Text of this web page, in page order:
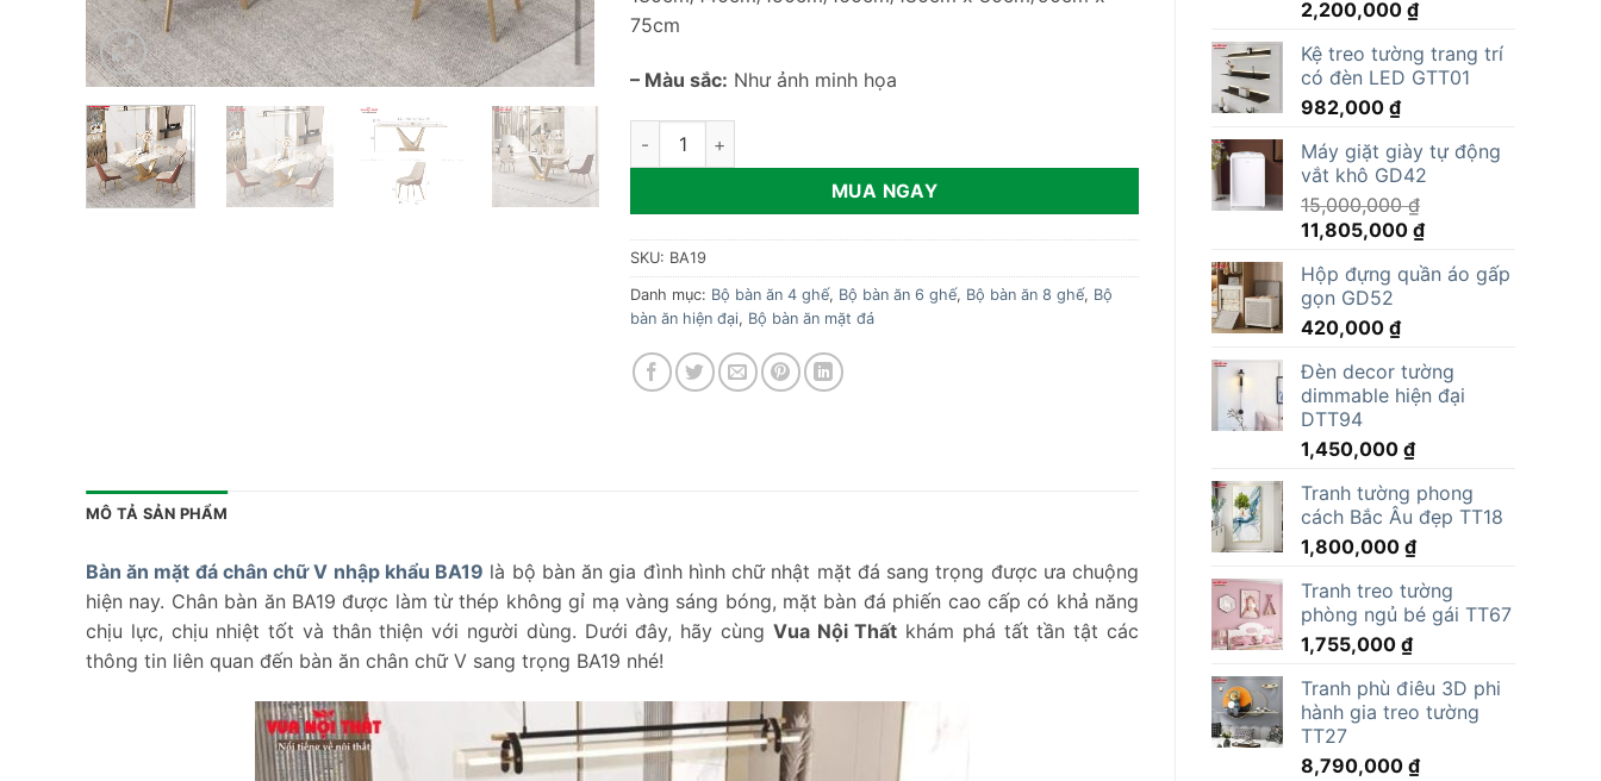
2,200,000 ₫
Kệ treo tường trang trí
có đèn LED GTT01
982,000 ₫
Máy giặt giày tự động
vắt khô GD42
15,000,000₫
Giá
là:
15,000,000 ₫.
11,805,000 ₫Giá
tại
Hộp đựng quần áo gấp
gọn GD52
420,000 ₫
Đèn decor tường
dimmable hiện đại
DTT94
1,450,000 ₫
Tranh tường phong
cách Bắc Âu đẹp TT18
1,800,000 ₫
Tranh treo tường
phòng ngủ bé gái TT67
1,755,000 ₫
Tranh phù điêu 3D phi
hành gia treo tường
TT27
8,790,000 ₫
75cm
– Màu sắc: Như ảnh minh họa
Bàn ăn mặt đá chân chữ V nhập khẩu BA19 số lượng
MUA NGAY
SKU: BA19
Danh mục: Bộ bàn ăn 4 ghế, Bộ bàn ăn 6 ghế, Bộ bàn ăn 8 ghế, Bộ
bàn ăn hiện đại, Bộ bàn ăn mặt đá
MÔ TẢ SẢN PHẨM
Bàn ăn mặt đá chân chữ V nhập khẩu BA19 là bộ bàn ăn gia đình hình chữ nhật mặt đá sang trọng được ưa chuộng
hiện nay. Chân bàn ăn BA19 được làm từ thép không gỉ mạ vàng sáng bóng, mặt bàn đá phiến cao cấp có khả năng
chịu lực, chịu nhiệt tốt và thân thiện với người dùng. Dưới đây, hãy cùng Vua Nội Thất khám phá tất tần tật các
thông tin liên quan đến bàn ăn chân chữ V sang trọng BA19 nhé!